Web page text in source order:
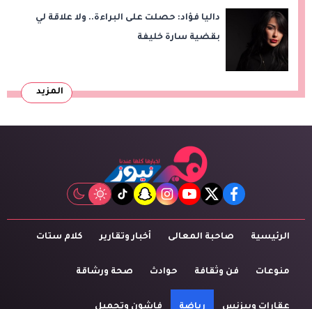
داليا فؤاد: حصلت على البراءة.. ولا علاقة لي
بقضية سارة خليفة
المزيد
facebook
twitter
youtube
instagram
snapchat
tiktok
الرئيسية صاحبة المعالى أخبار وتقارير كلام ستات
منوعات فن وثقافة حوادث صحة ورشاقة